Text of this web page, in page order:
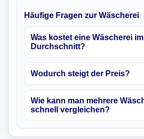
Häufige Fragen zur Wäscherei
Was kostet eine Wäscherei im
Durchschnitt?
Wodurch steigt der Preis?
Wie kann man mehrere
schnell vergleichen?